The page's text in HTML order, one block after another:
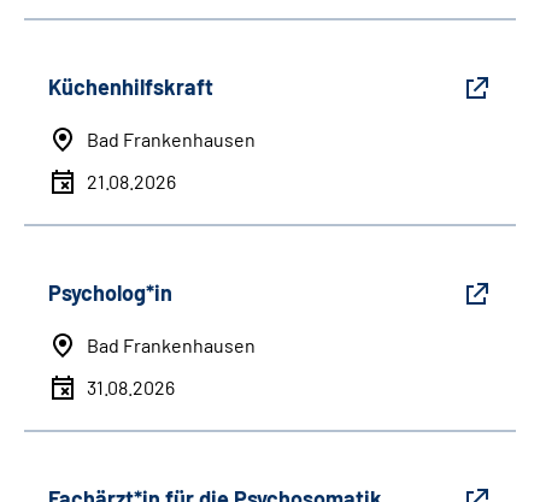
Küchenhilfskraft
Bad Frankenhausen
21.08.2026
Psycholog*in
Bad Frankenhausen
31.08.2026